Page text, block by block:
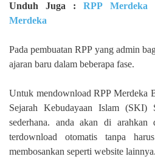
Unduh Juga :RPP
Merdeka
Pada pembuatan RPP yang admin
ajaran baru dalam beberapa fase.
Untuk mendownload RPP Merdeka
Sejarah Kebudayaan Islam
sederhana. anda akan di
terdownload otomatis tanpa
membosankan seperti website lainnya.